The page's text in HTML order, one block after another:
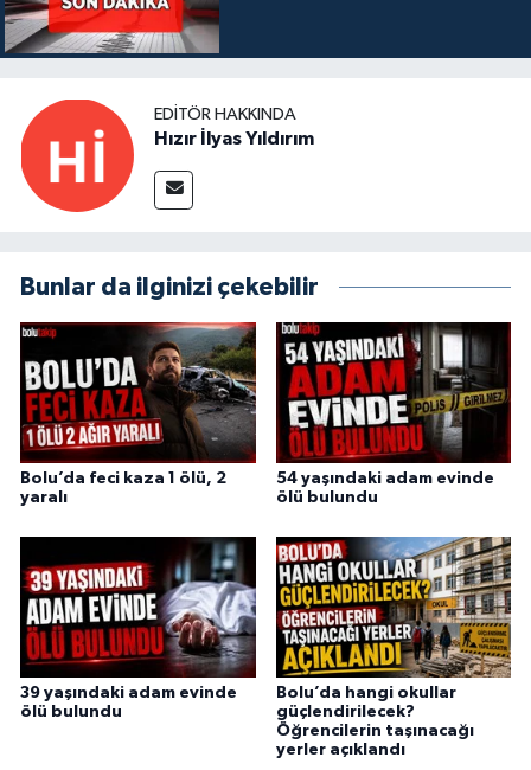
EDITÖR HAKKINDA
Hızır İlyas Yıldırım
Bunlar da ilginizi çekebilir
Bolu’da feci kaza 1 ölü, 2
yaralı
54 yaşındaki adam evinde
ölü bulundu
39 yaşındaki adam evinde
ölü bulundu
Bolu’da hangi okullar
güçlendirilecek?
Öğrencilerin taşınacağı
yerler açıklandı